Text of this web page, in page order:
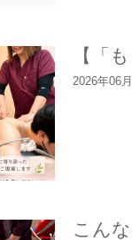
【「
2026年06
こん